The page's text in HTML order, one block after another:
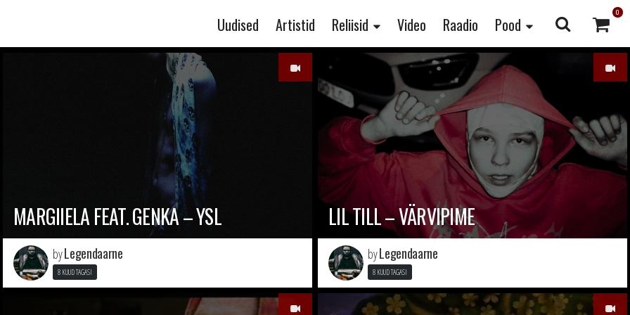
Uudised Artistid Reliisid Video Raadio Pood
0
MARGIIELA FEAT. GENKA – YSL
byLegendaarne
8 KUUD TAGASI
LIL TILL – VÄRVIPIME
byLegendaarne
8 KUUD TAGASI